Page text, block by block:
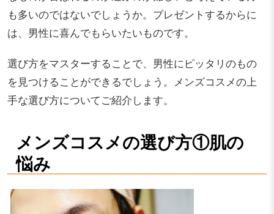
も多いのではないでしょうか。プレゼントするからに
は、男性に喜んでもらいたいものです。
選び方をマスターすることで、男性にピッタリのもの
を見つけることができるでしょう。メンズコスメの上
手な選び方についてご紹介します。
メンズコスメの選び方①肌の
悩み